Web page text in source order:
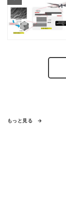
もっと見る